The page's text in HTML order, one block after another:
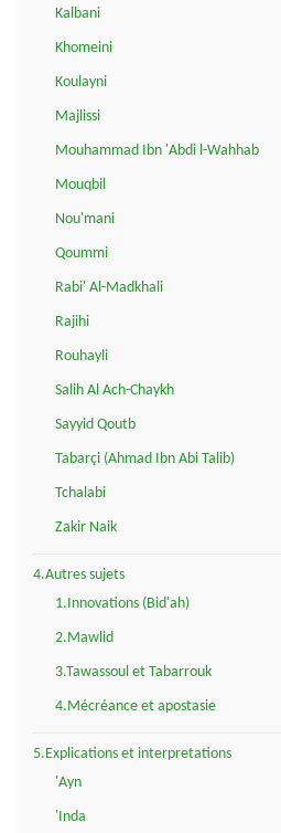
Kalbani
Khomeini
Koulayni
Majlissi
Mouhammad Ibn 'Abdi l-Wahhab
Mouqbil
Nou'mani
Qoummi
Rabi' Al-Madkhali
Rajihi
Rouhayli
Salih Al Ach-Chaykh
Sayyid Qoutb
Tabarçi (Ahmad Ibn Abi Talib)
Tchalabi
Zakir Naik
4.Autres sujets
1.Innovations (Bid'ah)
2.Mawlid
3.Tawassoul et Tabarrouk
4.Mécréance et apostasie
5.Explications et interpretations
'Ayn
'Inda